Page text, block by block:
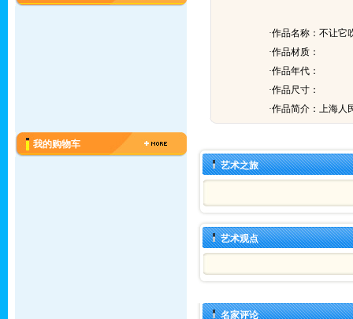
我的购物车
·作品名称：不让它
·作品材质：
·作品年代：
·作品尺寸：
·作品简介： 上海人
艺术之旅
艺术观点
名家评论